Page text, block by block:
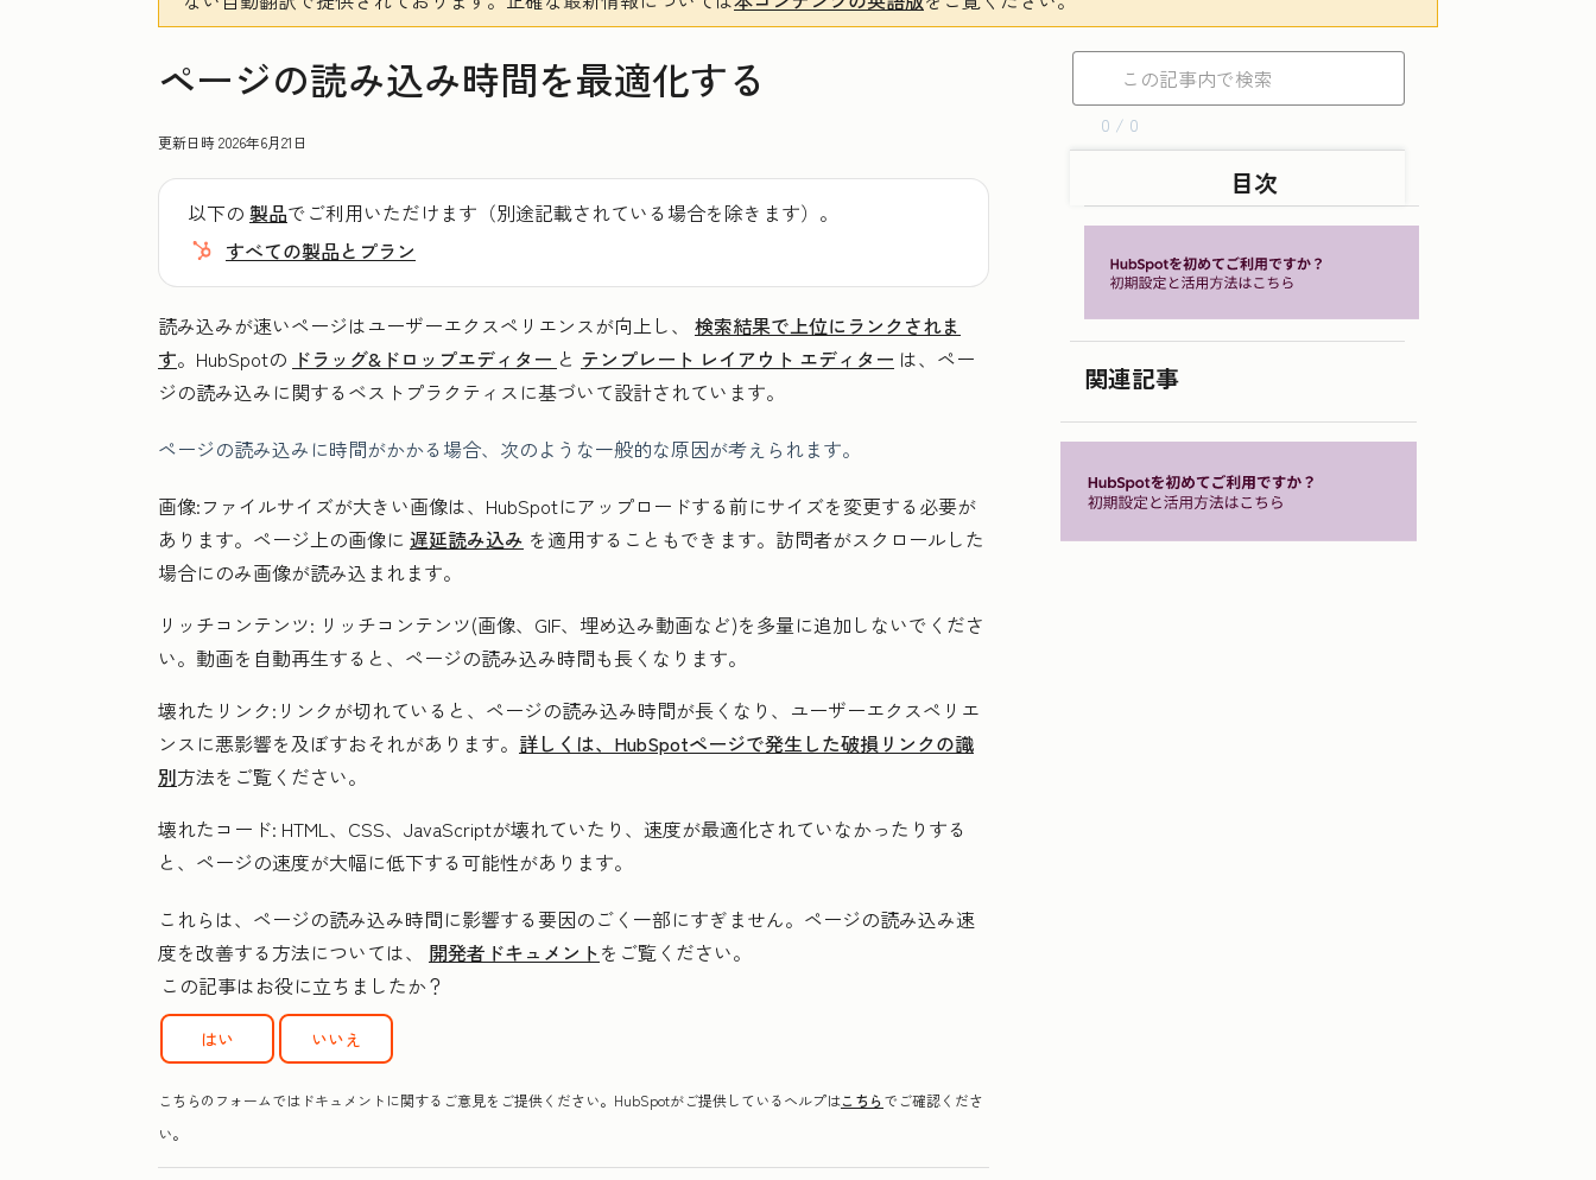
ページの読み込み時間を最適化する
更新日時2026年6月21日
以下の 製品でご利用いただけます（別途記載されている場合を除きます）。
すべての製品とプラン
読み込みが速いページはユーザーエクスペリエンスが向上し、 検索結果で上位にランクされま
す。HubSpotの ドラッグ&ドロップエディター と テンプレート レイアウト エディター は、ペー
ジの読み込みに関するベストプラクティスに基づいて設計されています。
ページの読み込みに時間がかかる場合、次のような一般的な原因が考えられます。
画像:ファイルサイズが大きい画像は、HubSpotにアップロードする前にサイズを変更する必要が
あります。ページ上の画像に 遅延読み込み を適用することもできます。訪問者がスクロールした
場合にのみ画像が読み込まれます。
リッチコンテンツ: リッチコンテンツ(画像、GIF、埋め込み動画など)を多量に追加しないでくださ
い。動画を自動再生すると、ページの読み込み時間も長くなります。
壊れたリンク: リンクが切れていると、ページの読み込み時間が長くなり、ユーザーエクスペリエ
ンスに悪影響を及ぼすおそれがあります。 詳しくは、HubSpotページで発生した破損リンクの識
別方法をご覧ください。
壊れたコード: HTML、CSS、JavaScriptが壊れていたり、速度が最適化されていなかったりする
と、ページの速度が大幅に低下する可能性があります。
これらは、ページの読み込み時間に影響する要因のごく一部にすぎません。ページの読み込み速
度を改善する方法については、 開発者ドキュメントをご覧ください。
この記事はお役に立ちましたか？
はい いいえ
こちらのフォームではドキュメントに関するご意見をご提供ください。HubSpotがご提供しているヘルプはこちらでご確認くださ
い。
0 / 0
目次
関連記事